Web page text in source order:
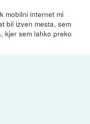
mobilni internet mi
bil izven mesta, sem
kjer sem lahko preko